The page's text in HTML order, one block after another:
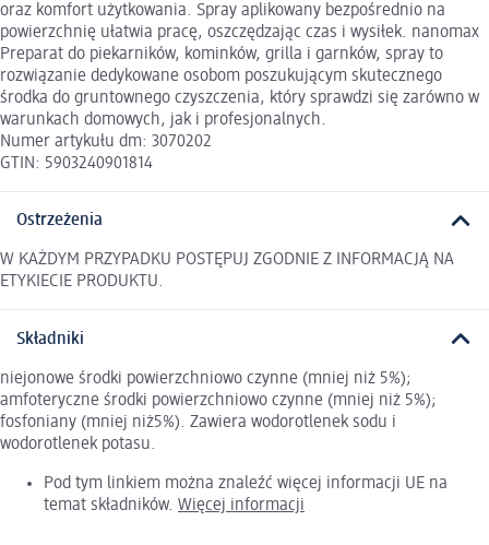
oraz komfort użytkowania. Spray aplikowany bezpośrednio na
powierzchnię ułatwia pracę, oszczędzając czas i wysiłek. nanomax
Preparat do piekarników, kominków, grilla i garnków, spray to
rozwiązanie dedykowane osobom poszukującym skutecznego
środka do gruntownego czyszczenia, który sprawdzi się zarówno w
warunkach domowych, jak i profesjonalnych.
Numer artykułu dm: 3070202
GTIN: 5903240901814
Ostrzeżenia
W KAŻDYM PRZYPADKU POSTĘPUJ ZGODNIE Z INFORMACJĄ NA
ETYKIECIE PRODUKTU.
Składniki
niejonowe środki powierzchniowo czynne (mniej niż 5%);
amfoteryczne środki powierzchniowo czynne (mniej niż 5%);
fosfoniany (mniej niż5%). Zawiera wodorotlenek sodu i
wodorotlenek potasu.
Pod tym linkiem można znaleźć więcej informacji UE na
temat składników. Więcej informacji